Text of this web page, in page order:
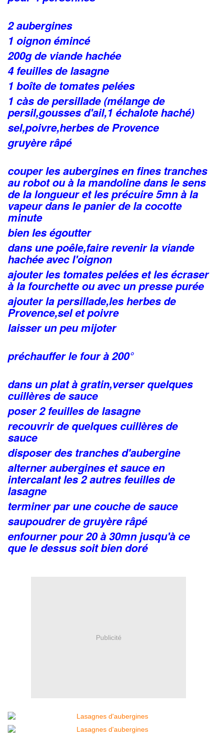
2 aubergines
1 oignon émincé
200g de viande hachée
4 feuilles de lasagne
1 boîte de tomates pelées
1 càs de persillade (mélange de
persil,gousses d'ail,1 échalote haché)
sel,poivre,herbes de Provence
gruyère râpé
couper les aubergines en fines tranches
au robot ou à la mandoline dans le sens
de la longueur et les précuire 5mn à la
vapeur dans le panier de la cocotte
minute
bien les égoutter
dans une poêle,faire revenir la viande
hachée avec l'oignon
ajouter les tomates pelées et les écraser
à la fourchette ou avec un presse purée
ajouter la persillade,les herbes de
Provence,sel et poivre
laisser un peu mijoter
préchauffer le four à 200°
dans un plat à gratin,verser quelques
cuillères de sauce
poser 2 feuilles de lasagne
recouvrir de quelques cuillères de
sauce
disposer des tranches d'aubergine
alterner aubergines et sauce en
intercalant les 2 autres feuilles de
lasagne
terminer par une couche de sauce
saupoudrer de gruyère râpé
enfourner pour 20 à 30mn jusqu'à ce
que le dessus soit bien doré
Publicité